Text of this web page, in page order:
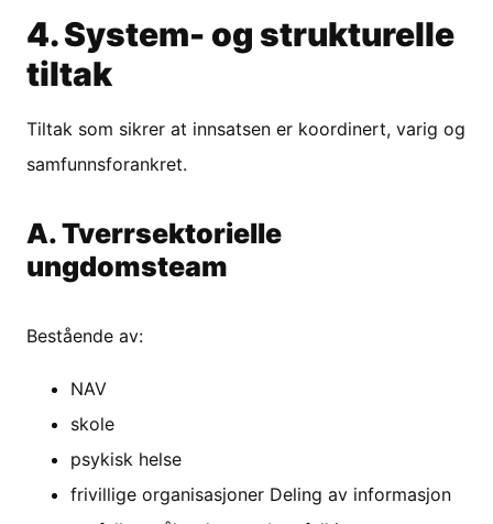
4. System- og strukturelle
tiltak
Tiltak som sikrer at innsatsen er koordinert, varig og
samfunnsforankret.
A. Tverrsektorielle
ungdomsteam
Bestående av:
NAV
skole
psykisk helse
frivillige organisasjoner Deling av informasjon